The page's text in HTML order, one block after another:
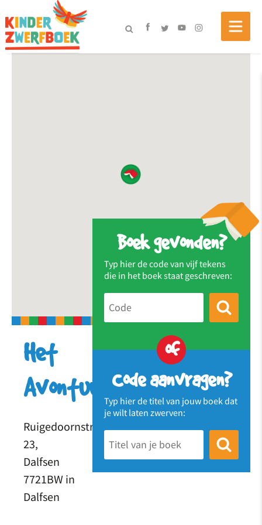
Boek gevonden?
Typ hier de code van vijf tekens
die in het boek staat geschreven:
of
Code aanvragen?
Typ hier de titel van jouw boek dat
je wilt laten zwerven:
Het
Avontuur
Ruigedoornstraat
23,
Dalfsen
7721BW in
Dalfsen